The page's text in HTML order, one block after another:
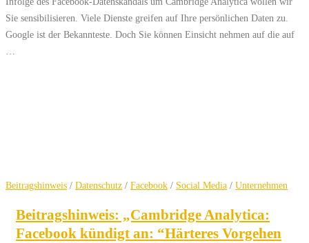
Sie sensibilisieren. Viele Dienste greifen auf Ihre persönlichen Daten zu.
Google ist der Bekannteste. Doch Sie können Einsicht nehmen auf die auf
Beitragshinweis / Datenschutz / Facebook / Social Media / Unternehmen
Beitragshinweis: „Cambridge Analytica:
Facebook kündigt an: “Härteres Vorgehen